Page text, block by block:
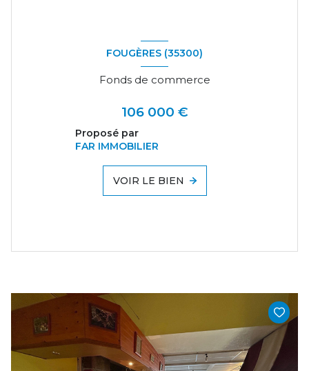
FOUGÈRES (35300)
Fonds de commerce
106 000 €
Proposé par
FAR IMMOBILIER
VOIR LE BIEN